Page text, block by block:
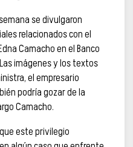
se divulgaron
relacionados con el
Camacho en el Banco
imágenes y los textos
el empresario
podría gozar de la
Camacho.
este privilegio